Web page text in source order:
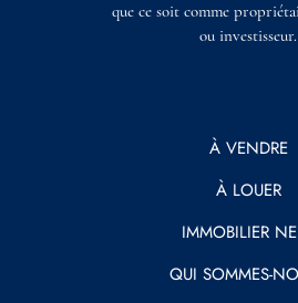
que ce soit comme
ou investisseur.
À VENDRE
À LOUER
IMMOBILIER
QUI SOMMES-